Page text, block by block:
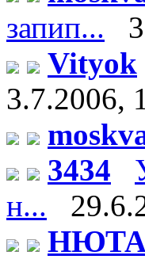
запип...
Vityok
3.7.2006,
3434
н...